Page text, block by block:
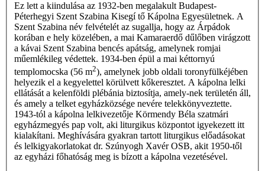
Ez lett a kiindulása az 1932-ben megalakult Budapest-
Péterhegyi Szent Szabina Kisegí­ tő Kápolna Egyesületnek. A
Szent Szabina név felvételét az sugallja, hogy az Árpádok
korában e hely közelében, a mai Kamaraerdő dűlőben virágzott
a kávai Szent Szabina bencés apátság, amelynek romjai
műemlékileg védettek. 1934-ben épül a mai kéttornyú
templomocska (56 m2), amelynek jobb oldali toronyfülkéjében
helyezik el a kegyelettel körülvett kőkeresztet. A kápolna lelki
ellátását a kelenföldi plébánia biztosítja, amely-nek területén áll,
és amely a telket egyházközsége nevére telekkönyveztette.
1943-tól a kápolna lelkivezetője Körmendy Béla szatmári
egyházmegyés pap volt, aki liturgikus központot igyekezett itt
kialakítani. Meghívására gyakran tartott liturgikus előadásokat
és lelkigyakorlatokat dr. Szúnyogh Xavér OSB, akit 1950-től
az egyházi főhatóság meg is bízott a kápolna vezetésével.